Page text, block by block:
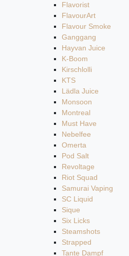
Flavorist
FlavourArt
Flavour Smoke
Ganggang
Hayvan Juice
K-Boom
Kirschlolli
KTS
Lädla Juice
Monsoon
Montreal
Must Have
Nebelfee
Omerta
Pod Salt
Revoltage
Riot Squad
Samurai Vaping
SC Liquid
Sique
Six Licks
Steamshots
Strapped
Tante Dampf